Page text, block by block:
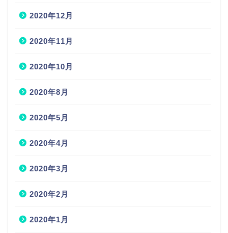
2020年12月
2020年11月
2020年10月
2020年8月
2020年5月
2020年4月
2020年3月
2020年2月
2020年1月